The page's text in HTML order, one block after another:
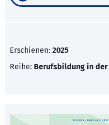
Erschienen: 2025
Reihe: Berufsbildung in